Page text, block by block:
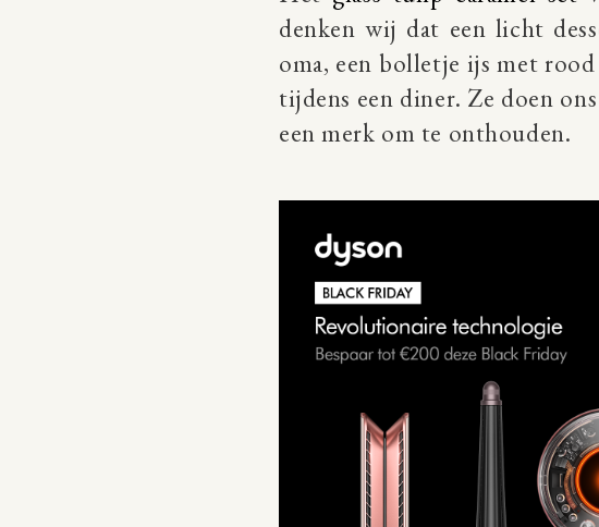
denken wij dat een licht
oma, een bolletje ijs met
tijdens een diner. Ze doen
een merk om te onthouden.